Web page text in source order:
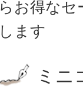
ら お得なセ
します
ミニ